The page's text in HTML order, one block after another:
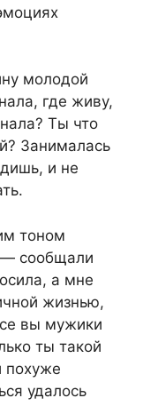
молодой
где живу,
Ты что
Занималась
и не
тоном
— сообщали
а мне
жизнью,
вы мужики
ты такой
похуже
удалось